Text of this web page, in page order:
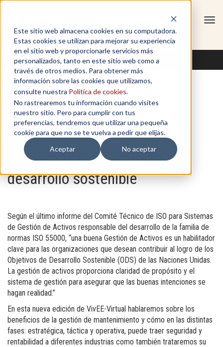
Este sitio web almacena cookies en su computadora.
Estas cookies se utilizan para mejorar su experiencia
en el sitio web y proporcionarle servicios más
personalizados, tanto en este sitio web como a
través de otros medios. Para obtener más
información sobre las cookies que utilizamos,
consulte nuestra Política de cookies.
No rastrearemos tu información cuando visites
nuestro sitio. Pero para cumplir con tus
preferencias, tendremos que utilizar una pequeña
cookie para que no se te vuelva a pedir que elijas.
Aceptar
No aceptar
Calidad y productividad
Inicio miércoles 7 de abril 2021
Gestión de mantenimiento y
desarrollo sostenible
Según el último informe del Comité Técnico de ISO para Sistemas
de Gestión de Activos responsable del desarrollo de la familia de
normas ISO 55000, “una buena Gestión de Activos es un habilitador
clave para las organizaciones que desean contribuir al logro de los
Objetivos de Desarrollo Sostenible (ODS) de las Naciones Unidas.
La gestión de activos proporciona claridad de propósito y el
sistema de gestión para asegurar que las buenas intenciones se
hagan realidad.”
En esta nueva edición de VivEE-Virtual hablaremos sobre los
beneficios de la gestión de mantenimiento y cómo en las distintas
fases: estratégica, táctica y operativa, puede traer seguridad y
rentabilidad a diferentes industrias como también trataremos su